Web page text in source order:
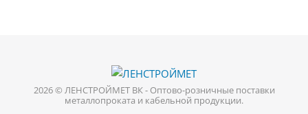
2026 © ЛЕНСТРОЙМЕТ ВК - Оптово-розничные поставки
металлопроката и кабельной продукции.